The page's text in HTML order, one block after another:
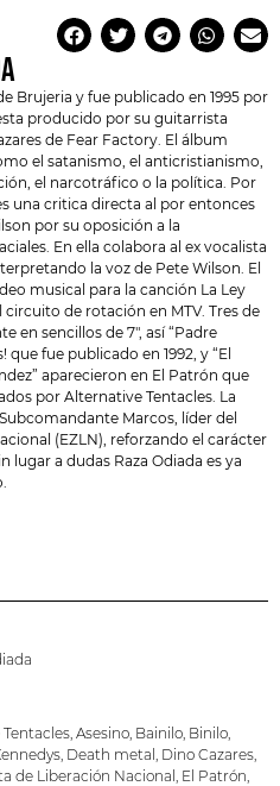
Brujeria y fue publicado en 1995 por
producido por su guitarrista
de Fear Factory. El álbum
el satanismo, el anticristianismo,
el narcotráfico o la política. Por
una critica directa al por entonces
por su oposición a la
En ella colabora al ex vocalista
la voz de Pete Wilson. El
musical para la canción La Ley
de rotación en MTV. Tres de
en sencillos de 7″, así “Padre
que fue publicado en 1992, y “El
aparecieron en El Patrón que
por Alternative Tentacles. La
Subcomandante Marcos, líder del
(EZLN), reforzando el carácter
a dudas Raza Odiada es ya
Asesino Bainilo Binilo
Death metal Dino Cazares
de Liberación Nacional
El Patrón